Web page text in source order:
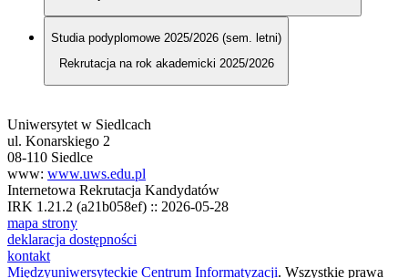
Studia podyplomowe 2025/2026 (sem. letni)
Rekrutacja na rok akademicki 2025/2026
Uniwersytet w Siedlcach
ul. Konarskiego 2
08-110 Siedlce
www: www.uws.edu.pl
Internetowa Rekrutacja Kandydatów
IRK 1.21.2 (a21b058ef) :: 2026-05-28
mapa strony
deklaracja dostępności
kontakt
Międzyuniwersyteckie Centrum Informatyzacji. Wszystkie prawa